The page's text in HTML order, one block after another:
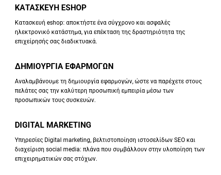
ΚΑΤΑΣΚΕΥΗ ESHOP
Κατασκευή eshop: αποκτήστε ένα σύγχρονο και ασφαλές
ηλεκτρονικό κατάστημα, για επέκταση της δραστηριότητα της
επιχείρησής σας διαδικτυακά.
ΔΗΜΙΟΥΡΓΙΑ ΕΦΑΡΜΟΓΩΝ
Αναλαμβάνουμε τη δημιουργία εφαρμογών, ώστε να παρέχετε στους
πελάτες σας την καλύτερη προσωπική εμπειρία μέσω των
προσωπικών τους συσκευών.
DIGITAL MARKETING
Υπηρεσίες Digital marketing, βελτιστοποίηση ιστοσελίδων SEO και
διαχείριση social media: πλάνα που συμβάλλουν στην υλοποίηση των
επιχειρηματικών σας στόχων.